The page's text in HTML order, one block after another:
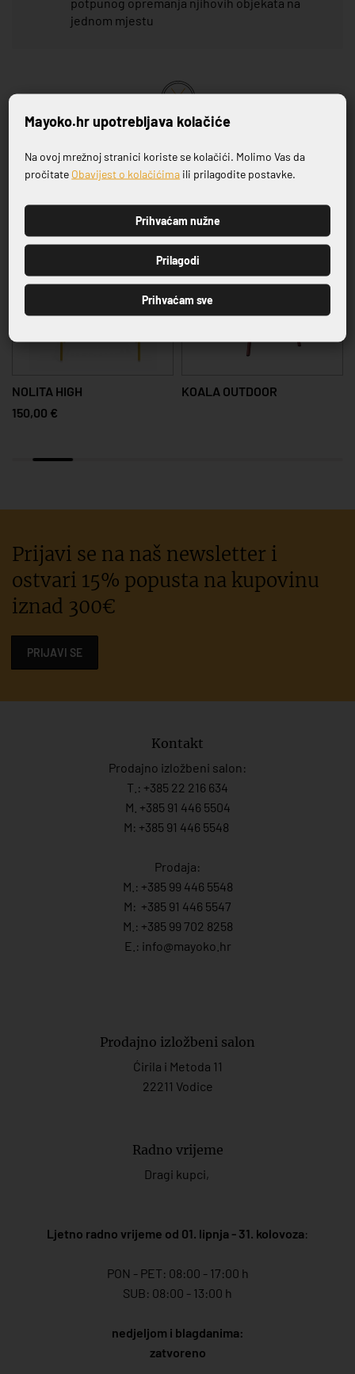
jednom mjestu
VRHUNSKA KVALITETA PROIZVODA
Povezani proizvodi
NOLITA HIGH
150,00 €
KOALA OUTDOOR
Prijavi se na naš newsletter i
ostvari 15% popusta na kupovinu
iznad 300€
PRIJAVI SE
Kontakt
Prodajno izložbeni salon:
T.: +385 22 216 634
M. +385 91 446 5504
M: +385 91 446 5548
Prodaja:
M.: +385 99 446 5548
M: +385 91 446 5547
M.: +385 99 702 8258
E.: info@mayoko. hr
Prodajno izložbeni salon
Ćirila i Metoda 11
22211 Vodice
Radno vrijeme
Dragi kupci,
Ljetno radno vrijeme od 01. lipnja - 31. kolovoza:
PON - PET: 08:00 - 17:00 h
SUB: 08:00 - 13:00 h
nedjeljom i blagdanima:
zatvoreno
Prijavite se na naš newsletter
PRIJAVI SE
Mayoko.hr upotrebljava kolačiće
Na ovoj mrežnoj stranici koriste se kolačići. Molimo Vas da
pročitate Obavijest o kolačićima ili prilagodite postavke.
Prihvaćam nužne
Prilagodi
Prihvaćam sve